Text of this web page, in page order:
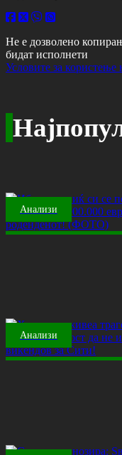
Не е дозволено
бидат исполнети
Условите за
Анализи
Анализи